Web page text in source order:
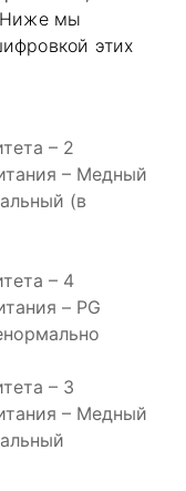
Ниже мы
этих
– 2
– Медный
(в
– 4
– PG
– 3
– Медный